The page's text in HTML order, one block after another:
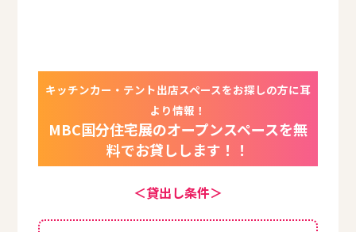
キッチンカー・テント出店スペースをお探しの方に耳
より情報！
MBC国分住宅展のオープンスペースを無
料でお貸しします！！
＜貸出し条件＞